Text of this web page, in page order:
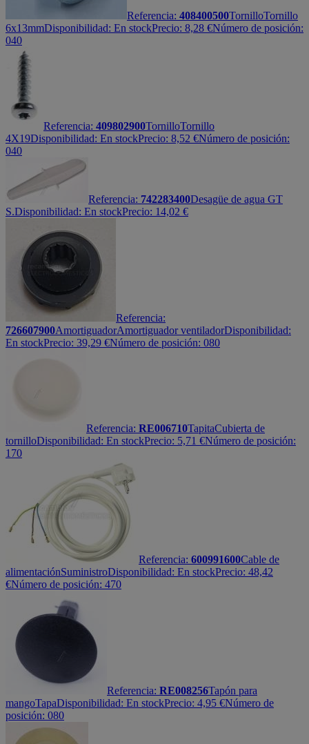
Referencia: 408400500TornilloTornillo
6x13mmDisponibilidad: En stockPrecio: 8,28 €Número de posición:
040
Referencia: 409802900TornilloTornillo
4X19Disponibilidad: En stockPrecio: 8,52 €Número de posición:
040
Referencia: 742283400Desagüe de agua GT
S.Disponibilidad: En stockPrecio: 14,02 €
Referencia:
726607900AmortiguadorAmortiguador ventiladorDisponibilidad:
En stockPrecio: 39,29 €Número de posición: 080
Referencia: RE006710TapitaCubierta de
tornilloDisponibilidad: En stockPrecio: 5,71 €Número de posición:
170
Referencia: 600991600Cable de
alimentaciónSuministroDisponibilidad: En stockPrecio: 48,42
€Número de posición: 470
Referencia: RE008256Tapón para
mangoTapaDisponibilidad: En stockPrecio: 4,95 €Número de
posición: 080